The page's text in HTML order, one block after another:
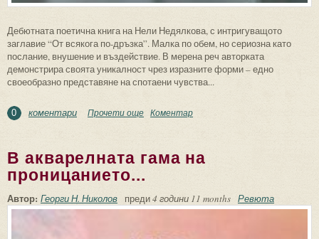
Дебютната поетична книга на Нели Недялкова, с интригуващото
заглавие “От всякога по-дръзка”. Малка по обем, но сериозна като
послание, внушение и въздействие. В мерена реч авторката
демонстрира своята уникалност чрез изразните форми – едно
своеобразно представяне на спотаени чувства...
0 коментари Прочети още about Дръзка и нежна поезия. Нели
Коментар
В акварелната гама на
проницанието...
Автор: Георги Н. Николов преди4 години 11 months Ревюта